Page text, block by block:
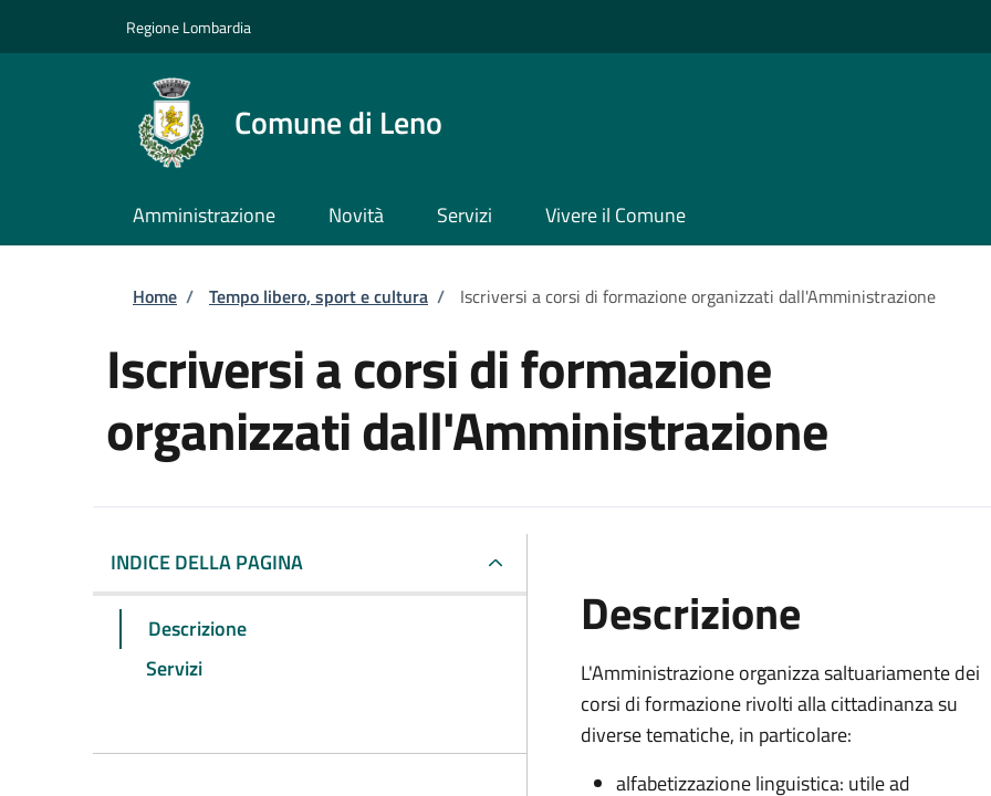
Regione Lombardia
Comune di Leno
Amministrazione Novità Servizi Vivere il Comune
Briciole di pane
Home / Tempo libero, sport e cultura / Iscriversi a corsi di formazione organizzati dall'Amministrazione
Iscriversi a corsi di formazione
organizzati dall'Amministrazione
INDICE DELLA PAGINA
Descrizione
Servizi
Descrizione
L'Amministrazione organizza saltuariamente dei
corsi di formazione rivolti alla cittadinanza su
diverse tematiche, in particolare:
alfabetizzazione linguistica: utile ad